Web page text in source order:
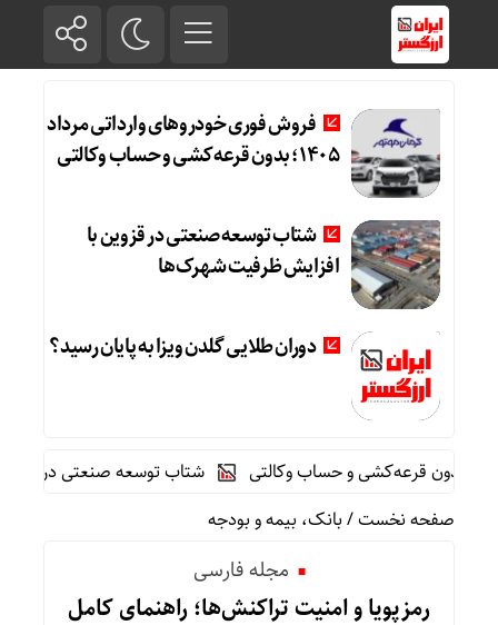
فروش فوری خودروهای وارداتی مرداد
۱۴۰۵؛ بدون قرعه‌کشی و حساب وکالتی
شتاب توسعه صنعتی در قزوین با
افزایش ظرفیت شهرک‌ها
دوران طلایی گلدن ویزا به پایان رسید؟
شتاب توسعه صنعتی در قزوین با
صفحه نخست/بانک، بیمه و بودجه
مجله فارسی
رمزپویا و امنیت تراکنش‌ها؛ راهنمای کامل